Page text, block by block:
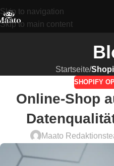
Skip to navigation
Skip to main content
Startseite/
SHOPIFY
Online-Shop
Maato